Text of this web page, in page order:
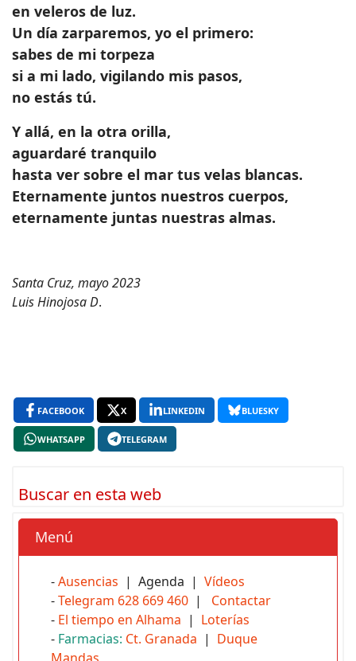
en veleros de luz.
Un día zarparemos, yo el primero:
sabes de mi torpeza
si a mi lado, vigilando mis pasos,
no estás tú.
Y allá, en la otra orilla,
aguardaré tranquilo
hasta ver sobre el mar tus velas blancas.
Eternamente juntos nuestros cuerpos,
eternamente juntas nuestras almas.
Santa Cruz, mayo 2023
Luis Hinojosa D.
FACEBOOK X LINKEDIN BLUESKY
WHATSAPP TELEGRAM
Buscar en esta web
Menú
-Ausencias | Agenda | Vídeos
-Telegram 628 669 460 | Contactar
- El tiempo en Alhama | Loterías
- Farmacias: Ct. Granada | Duque